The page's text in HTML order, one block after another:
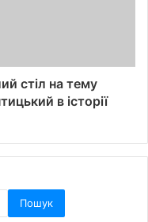
стіл на тему
в історії
Пошук